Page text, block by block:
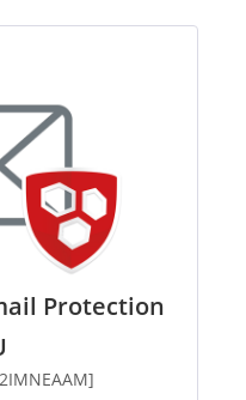
Protection